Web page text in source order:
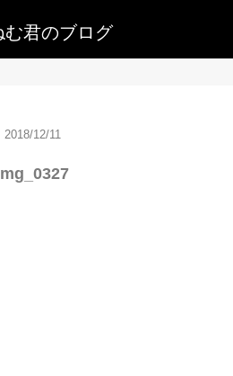
君のブログ
2018/12/11